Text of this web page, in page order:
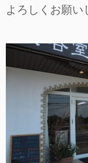
よろしくお願い